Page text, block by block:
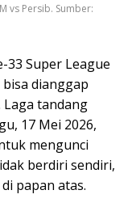
vs Persib. Sumber:
33 Super League
dianggap
Laga tandang
17 Mei 2026,
mengunci
berdiri sendiri,
papan atas.